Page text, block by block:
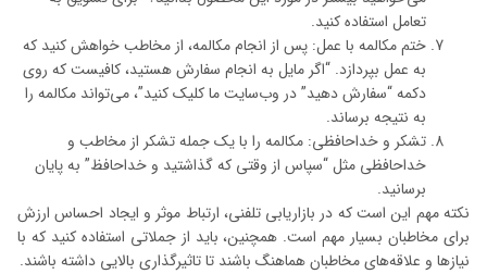
تعامل استفاده کنید.
ختم مکالمه با عمل: پس از انجام مکالمه، از مخاطب خواهش کنید که
به عمل بپردازد. “اگر مایل به انجام سفارش هستید، کافیست که روی
دکمه “سفارش دهید” در وب‌سایت ما کلیک کنید”، می‌تواند مکالمه را
به نتیجه برساند.
تشکر و خداحافظی: مکالمه را با یک جمله تشکر از مخاطب و
خداحافظی مثل “سپاس از وقتی که گذاشتید و خداحافظ” به پایان
برسانید.
نکته مهم این است که در بازاریابی تلفنی، ارتباط موثر و ایجاد احساس ارزش
برای مخاطبان بسیار مهم است. همچنین، باید از جملاتی استفاده کنید که با
نیازها و علاقه‌های مخاطبان هماهنگ باشند تا تاثیرگذاری بالایی داشته باشند.